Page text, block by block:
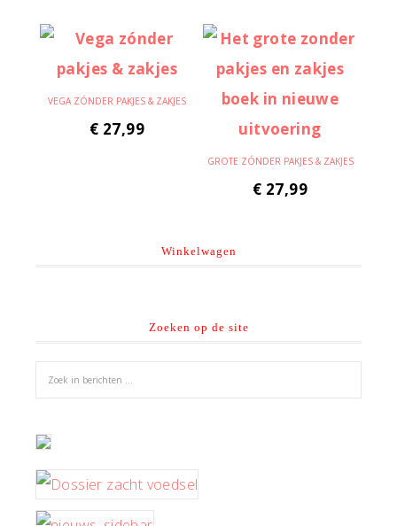
VEGA ZÓNDER PAKJES & ZAKJES
€ 27,99
GROTE ZÓNDER PAKJES & ZAKJES
€ 27,99
Winkelwagen
Zoeken op de site